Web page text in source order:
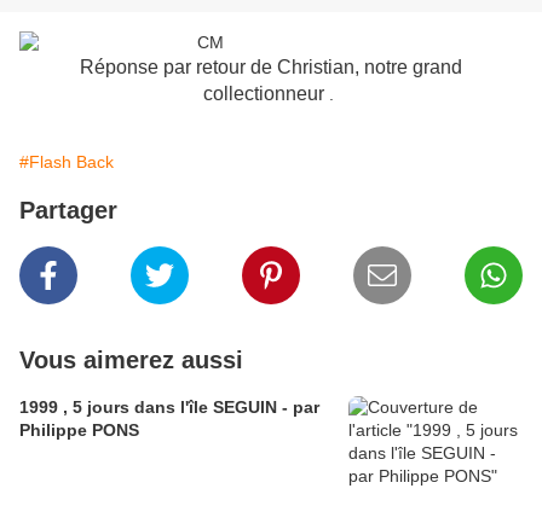
Réponse par retour de Christian, notre grand
collectionneur
#Flash Back
Partager
Vous aimerez aussi
1999 , 5 jours dans l'île SEGUIN - par
Philippe PONS